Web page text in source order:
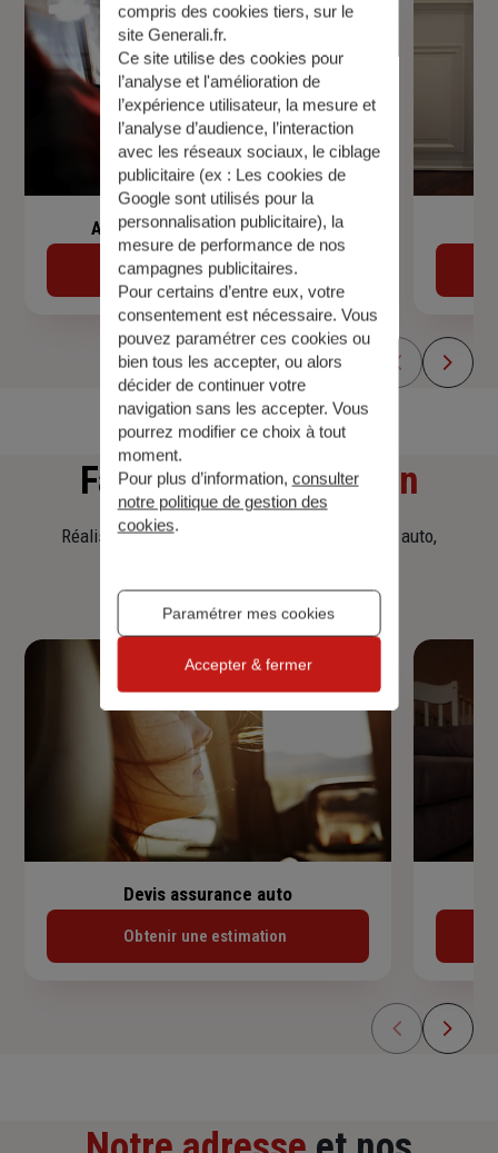
Assurance de prêt immobilier
Découvrir
Faitesune simulation
Réalisez une simulation tarifaire d'assurance, auto,
Devis assurance auto
Obtenir une estimation
compris des cookies tiers, sur le
site Generali.fr.
Ce site utilise des cookies pour
l’analyse et l'amélioration de
l’expérience utilisateur, la mesure et
l’analyse d’audience, l’interaction
avec les réseaux sociaux, le ciblage
publicitaire (ex : Les cookies de
Google sont utilisés pour la
personnalisation publicitaire), la
mesure de performance de nos
campagnes publicitaires.
Pour certains d’entre eux, votre
consentement est nécessaire. Vous
pouvez paramétrer ces cookies ou
bien tous les accepter, ou alors
décider de continuer votre
navigation sans les accepter. Vous
pourrez modifier ce choix à tout
moment.
Pour plus d’information, consulter
notre politique de gestion des
cookies.
Paramétrer mes cookies
Accepter & fermer